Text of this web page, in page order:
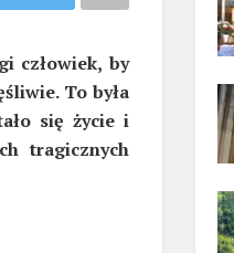
człowiek, by
To była
się życie i
tragicznych